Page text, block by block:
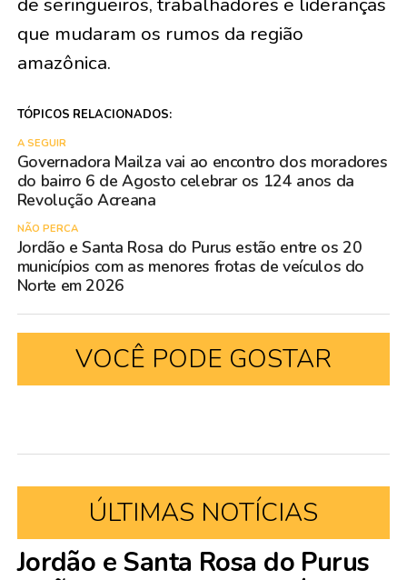
que mudaram os rumos da região
amazônica.
TÓPICOS RELACIONADOS:
A SEGUIR
Governadora Mailza vai ao encontro dos moradores
do bairro 6 de Agosto celebrar os 124 anos da
Revolução Acreana
NÃO PERCA
Jordão e Santa Rosa do Purus estão entre os 20
municípios com as menores frotas de veículos do
Norte em 2026
VOCÊ PODE GOSTAR
ÚLTIMAS NOTÍCIAS
Jordão e Santa Rosa do Purus